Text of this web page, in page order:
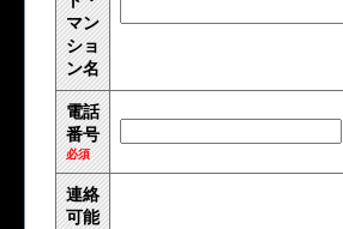
マン
ショ
ン名
電話
番号
必須
連絡
可能